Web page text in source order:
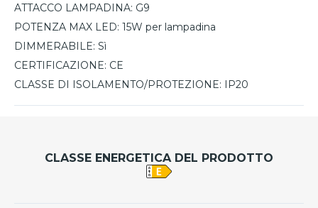
ATTACCO LAMPADINA: G9
POTENZA MAX LED: 15W per lampadina
DIMMERABILE: Sì
CERTIFICAZIONE: CE
CLASSE DI ISOLAMENTO/PROTEZIONE: IP20
CLASSE ENERGETICA DEL PRODOTTO